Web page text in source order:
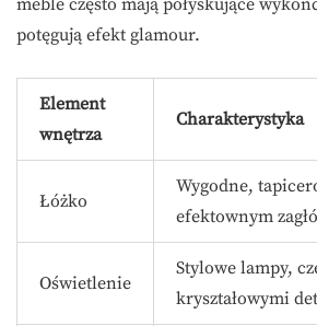
potęgują efekt glamour.
Element
wnętrza
Charakterystyka
Łóżko
Wygodne,
efektownym
Oświetlenie
Stylowe lampy,
kryształowymi